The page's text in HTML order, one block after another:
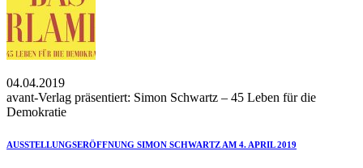
04.04.2019
avant-Verlag präsentiert: Simon Schwartz – 45 Leben für die
Demokratie
AUSSTELLUNGSERÖFFNUNG SIMON SCHWARTZ AM 4. APRIL 2019